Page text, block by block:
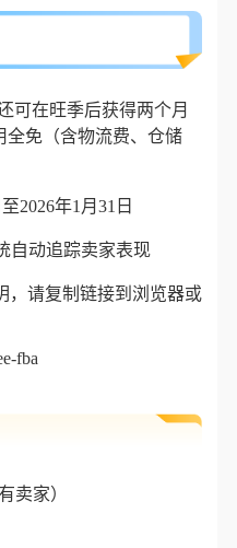
可在旺季后获得两个月
全免（含物流费、仓储
2026年1月31日
自动追踪卖家表现
，请复制链接到浏览器或
fba
卖家）